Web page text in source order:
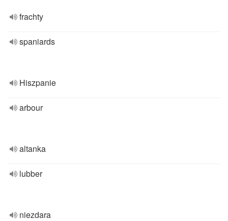
frachty
spaniards
Hiszpanie
arbour
altanka
lubber
niezdara